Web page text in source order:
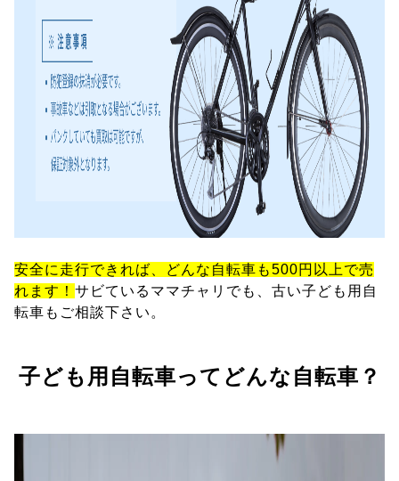
安全に走行できれば、どんな自転車も500円以上で売
れます！ サビているママチャリでも、古い子ども用自
転車もご相談下さい。
子ども用自転車ってどんな自転車？